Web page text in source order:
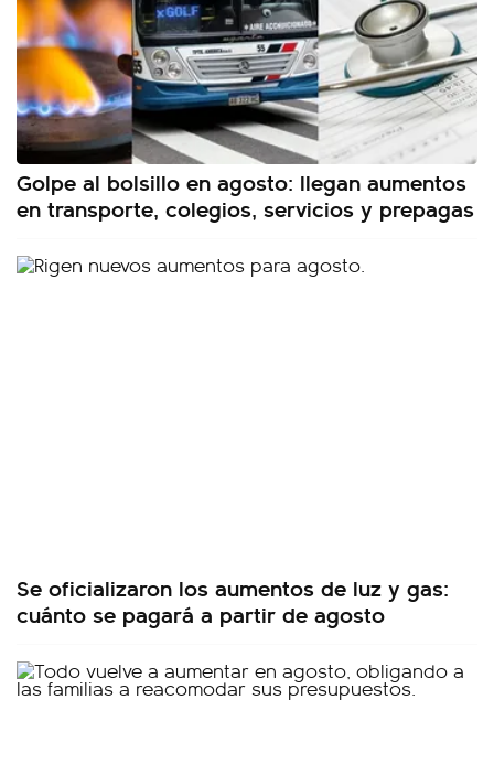
Golpe al bolsillo en agosto: llegan aumentos
en transporte, colegios, servicios y prepagas
Se oficializaron los aumentos de luz y gas:
cuánto se pagará a partir de agosto